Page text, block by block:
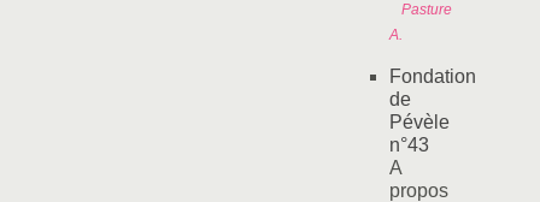
Pasture
A.
Fondation
de
Pévèle
n°43
A
propos